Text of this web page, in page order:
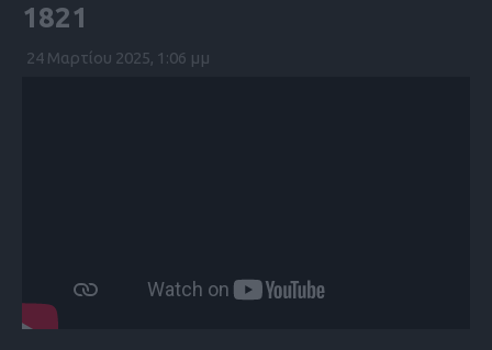
1821
24 Μαρτίου 2025, 1:06 μμ